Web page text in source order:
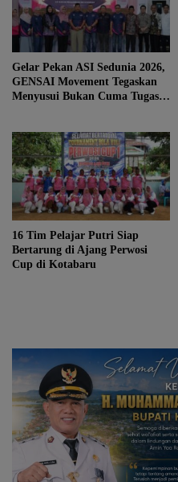
Gelar Pekan ASI Sedunia 2026,
GENSAI Movement Tegaskan
Menyusui Bukan Cuma Tugas
16 Tim Pelajar Putri Siap
Bertarung di Ajang Perwosi
Cup di Kotabaru